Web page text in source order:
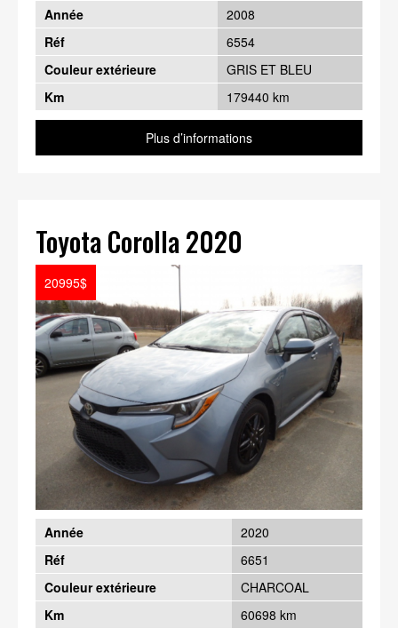
Année
2008
Réf
6554
Couleur extérieure
GRIS ET BLEU
Km
179440 km
Plus d’informations
Toyota Corolla 2020
20995$
Année
2020
Réf
6651
Couleur extérieure
CHARCOAL
Km
60698 km